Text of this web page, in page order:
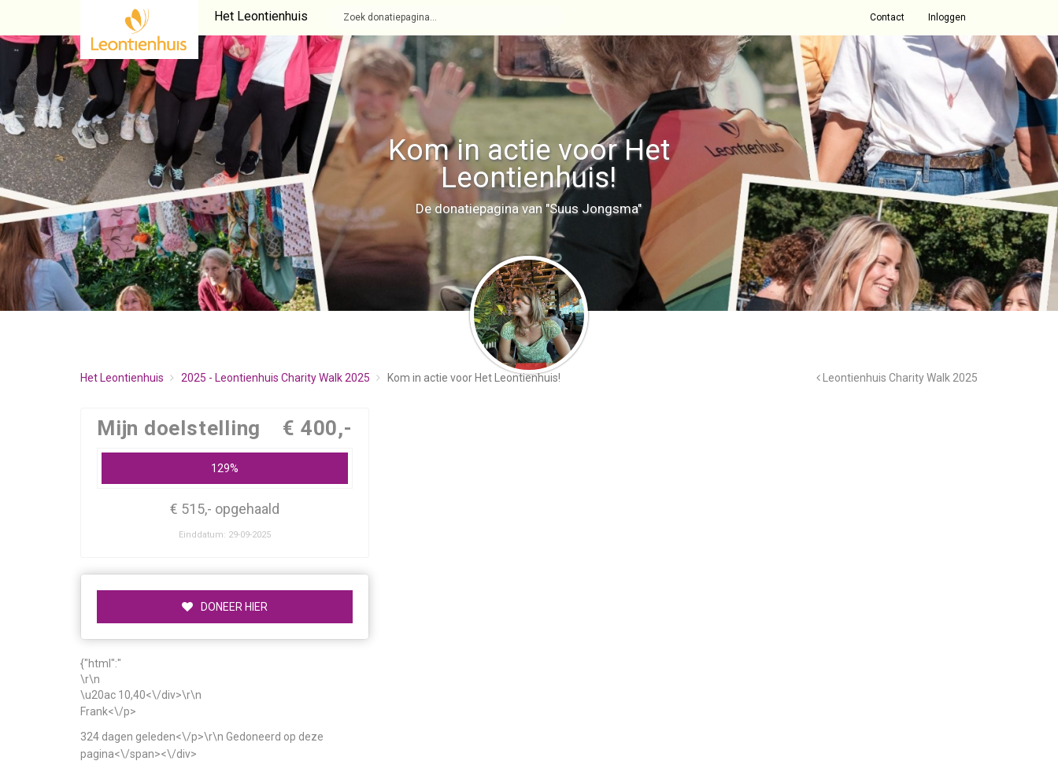
Het Leontienhuis Contact Inloggen
Kom in actie voor Het
Leontienhuis!
De donatiepagina van "Suus Jongsma"
Het Leontienhuis 2025 - Leontienhuis Charity Walk 2025 Kom in actie voor Het Leontienhuis! Leontienhuis Charity Walk 2025
Mijn doelstelling € 400,-
129%
€ 515,- opgehaald
Einddatum: 29-09-2025
DONEER HIER
{"html":"
\r\n
\u20ac 10,40<\/div>\r\n
Frank<\/p>
324 dagen geleden<\/p>\r\n Gedoneerd op deze
pagina<\/span><\/div>